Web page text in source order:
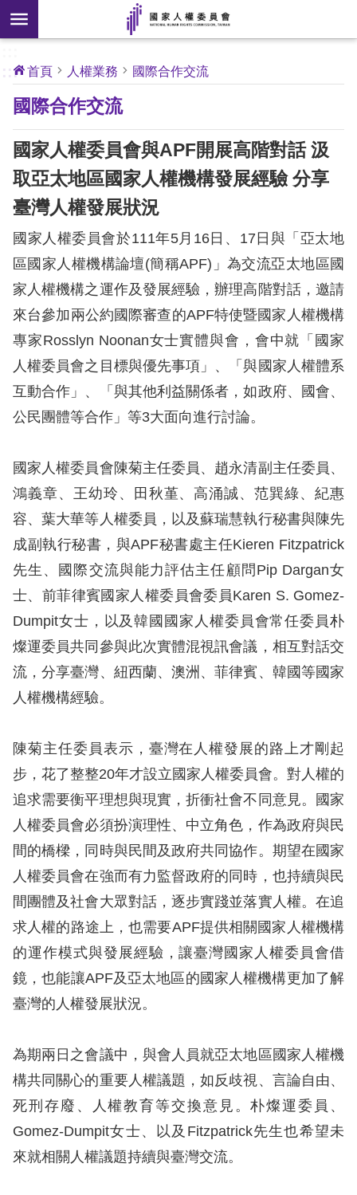
前往主要內容區塊
搜
尋
開
]
核
心
人
權
公
約
關
於
本
會
最
新
消
息
權
務
人
權
公
約
陳
情
申
權
資
料
庫
無
礙
快
捷
鍵
選
擇
語
言
:::
首頁 人權業務 國際合作交流
國際合作交流
國家人權委員會與APF開展高階對話 汲
取亞太地區國家人權機構發展經驗 分享
臺灣人權發展狀況
國家人權委員會於111年5月16日、17日與「亞太地
區國家人權機構論壇(簡稱APF)」為交流亞太地區國
家人權機構之運作及發展經驗，辦理高階對話，邀請
來台參加兩公約國際審查的APF特使暨國家人權機構
專家Rosslyn Noonan女士實體與會，會中就「國家
人權委員會之目標與優先事項」、「與國家人權體系
互動合作」、「與其他利益關係者，如政府、國會、
公民團體等合作」等3大面向進行討論。
國家人權委員會陳菊主任委員、趙永清副主任委員、
鴻義章、王幼玲、田秋堇、高涌誠、范巽綠、紀惠
容、葉大華等人權委員，以及蘇瑞慧執行秘書與陳先
成副執行秘書，與APF秘書處主任Kieren Fitzpatrick
先生、國際交流與能力評估主任顧問Pip Dargan女
士、前菲律賓國家人權委員會委員Karen S. Gomez-
Dumpit女士，以及韓國國家人權委員會常任委員朴
燦運委員共同參與此次實體混視訊會議，相互對話交
流，分享臺灣、紐西蘭、澳洲、菲律賓、韓國等國家
人權機構經驗。
陳菊主任委員表示，臺灣在人權發展的路上才剛起
步，花了整整20年才設立國家人權委員會。對人權的
追求需要衡平理想與現實，折衝社會不同意見。國家
人權委員會必須扮演理性、中立角色，作為政府與民
間的橋樑，同時與民間及政府共同協作。期望在國家
人權委員會在強而有力監督政府的同時，也持續與民
間團體及社會大眾對話，逐步實踐並落實人權。在追
求人權的路途上，也需要APF提供相關國家人權機構
的運作模式與發展經驗，讓臺灣國家人權委員會借
鏡，也能讓APF及亞太地區的國家人權機構更加了解
臺灣的人權發展狀況。
為期兩日之會議中，與會人員就亞太地區國家人權機
構共同關心的重要人權議題，如反歧視、言論自由、
死刑存廢、人權教育等交換意見。朴燦運委員、
Gomez-Dumpit女士、以及Fitzpatrick先生也希望未
來就相關人權議題持續與臺灣交流。